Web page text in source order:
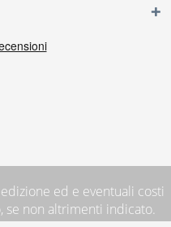
ed e eventuali costi
se non altrimenti indicato.